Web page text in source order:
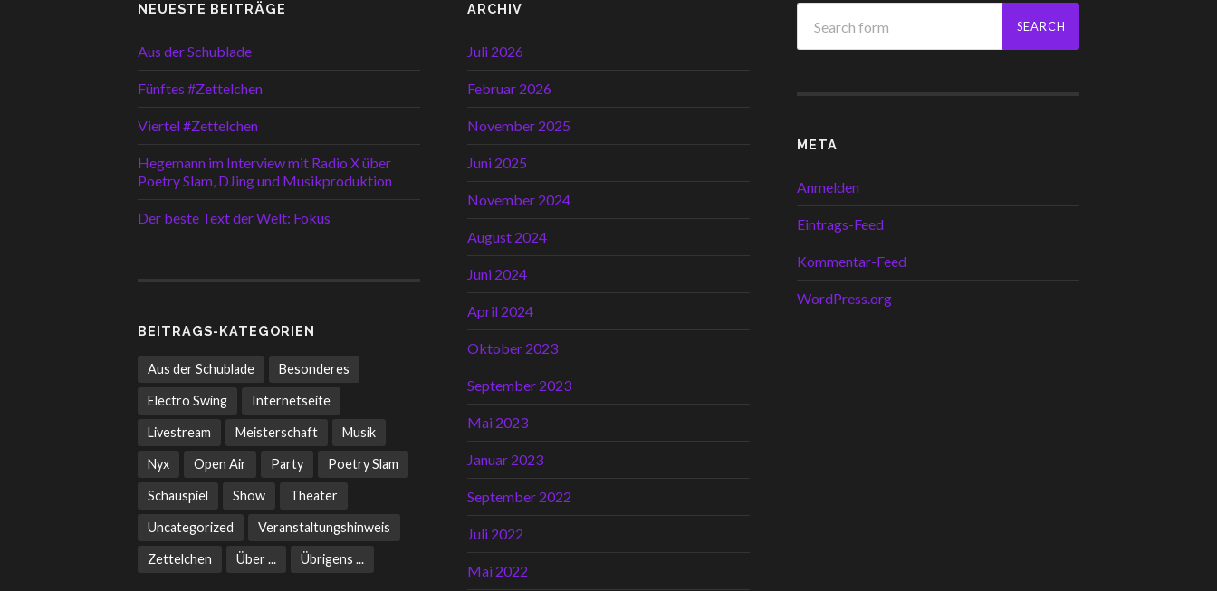
NEUESTE BEITRÄGE
Aus der Schublade
Fünftes #Zettelchen
Viertel #Zettelchen
Hegemann im Interview mit Radio X über
Poetry Slam, DJing und Musikproduktion
Der beste Text der Welt: Fokus
BEITRAGS-KATEGORIEN
Aus der Schublade Besonderes
Electro Swing Internetseite
Livestream Meisterschaft Musik
Nyx Open Air Party Poetry Slam
Schauspiel Show Theater
Uncategorized Veranstaltungshinweis
Zettelchen Über ... Übrigens ...
ARCHIV
Juli 2026
Februar 2026
November 2025
Juni 2025
November 2024
August 2024
Juni 2024
April 2024
Oktober 2023
September 2023
Mai 2023
Januar 2023
September 2022
Juli 2022
Mai 2022
META
Anmelden
Eintrags-Feed
Kommentar-Feed
WordPress.org